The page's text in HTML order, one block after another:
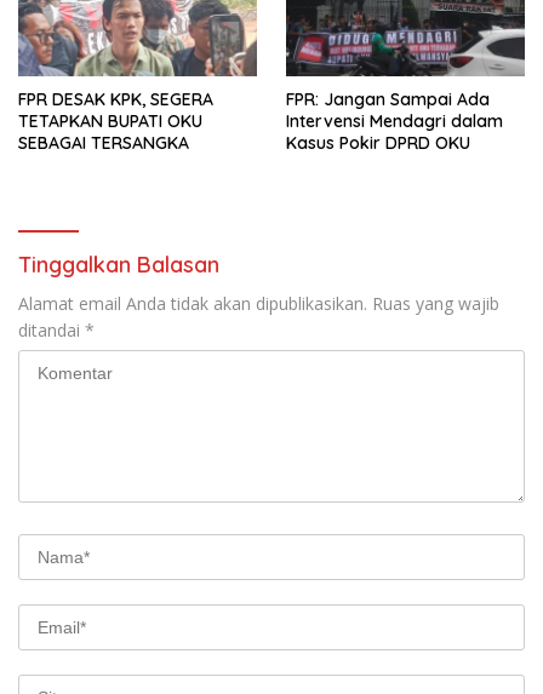
FPR DESAK KPK, SEGERA
TETAPKAN BUPATI OKU
SEBAGAI TERSANGKA
FPR: Jangan Sampai Ada
Intervensi Mendagri dalam
Kasus Pokir DPRD OKU
Tinggalkan Balasan
Alamat email Anda tidak akan dipublikasikan. Ruas yang wajib
ditandai *